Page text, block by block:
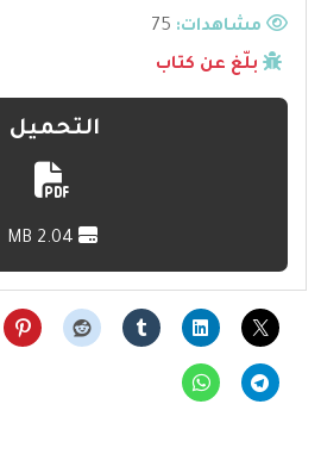
مشاهدات:
بلّغ عن كتاب
التحميل